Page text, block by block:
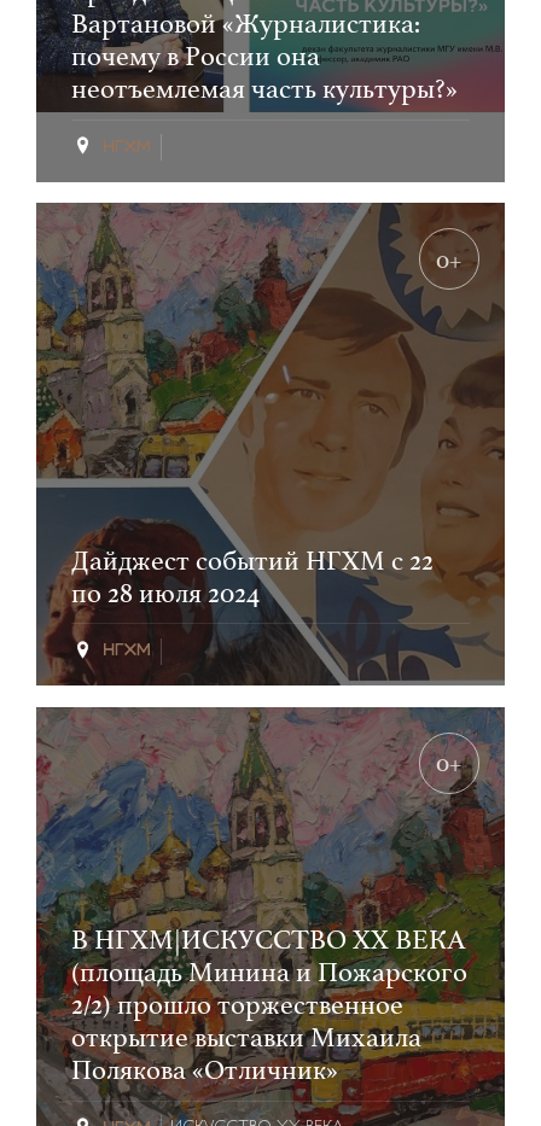
Вартановой «Журналистика:
почему в России она
неотъемлемая часть культуры?»
0+
Дайджест событий НГХМ с 22
по 28 июля 2024
0+
В НГХМ|ИСКУССТВО XX ВЕКА
(площадь Минина и Пожарского
2/2) прошло торжественное
открытие выставки Михаила
Полякова «Отличник»